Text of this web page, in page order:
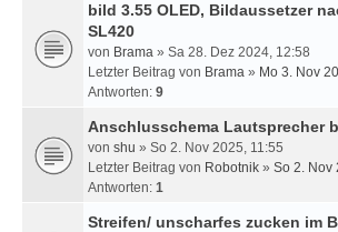
bild 3.55 OLED, Bildaussetzer
SL420
von Brama » Sa 28. Dez 2024, 12:58
Letzter Beitrag von Brama » Mo 3. Nov
Antworten: 9
Anschlusschema Lautsprecher
von shu » So 2. Nov 2025, 11:55
Letzter Beitrag von Robotnik » So 2. Nov
Antworten: 1
Streifen/ unscharfes zucken im